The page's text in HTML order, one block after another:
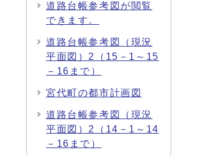
道路台帳参考図が閲覧
できます。
道路台帳参考図（現況
平面図）2（15－1～15
－16まで）
宮代町の都市計画図
道路台帳参考図（現況
平面図）2（14－1～14
－16まで）